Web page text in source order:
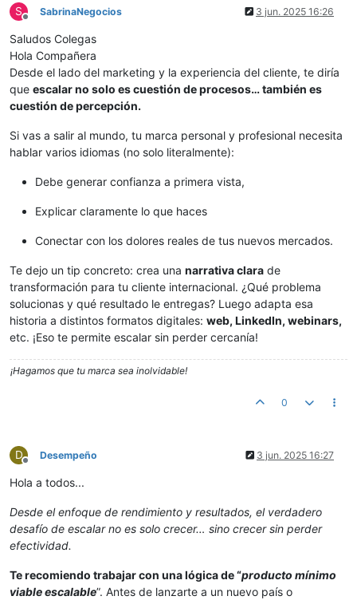
S
Desconectado
SabrinaNegocios 3 jun. 2025 16:26
Saludos Colegas
Hola Compañera
Desde el lado del marketing y la experiencia del cliente, te diría
que escalar no solo es cuestión de procesos… también es
cuestión de percepción.
Si vas a salir al mundo, tu marca personal y profesional necesita
hablar varios idiomas (no solo literalmente):
Debe generar confianza a primera vista,
Explicar claramente lo que haces
Conectar con los dolores reales de tus nuevos mercados.
Te dejo un tip concreto: crea una narrativa clara de
transformación para tu cliente internacional. ¿Qué problema
solucionas y qué resultado le entregas? Luego adapta esa
historia a distintos formatos digitales: web, LinkedIn, webinars,
etc. ¡Eso te permite escalar sin perder cercanía!
¡Hagamos que tu marca sea inolvidable!
0
D
Desconectado
Desempeño 3 jun. 2025 16:27
Hola a todos...
Desde el enfoque de rendimiento y resultados, el verdadero
desafío de escalar no es solo crecer… sino crecer sin perder
efectividad.
Te recomiendo trabajar con una lógica de “producto mínimo
viable escalable”. Antes de lanzarte a un nuevo país o